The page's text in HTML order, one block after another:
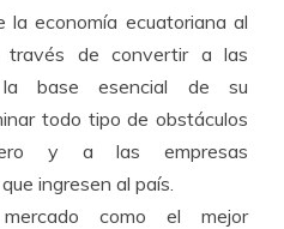
la economía ecuatoriana al
través de convertir a las
la base esencial de su
todo tipo de obstáculos
y a las empresas
ingresen al país.
como el mejor